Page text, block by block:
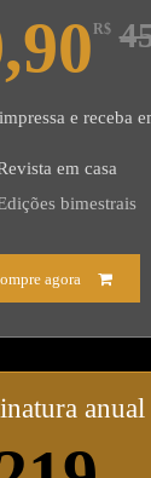
R$
e receba
em casa
bimestrais
agora
anual